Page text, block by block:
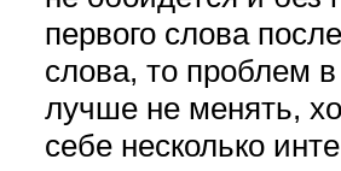
первого слова
слова, то проблем
лучше не менять,
себе несколько